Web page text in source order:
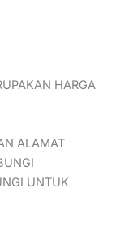
HARGA
ALAMAT
UNTUK